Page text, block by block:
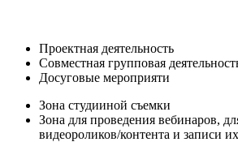
Проектная деятельность
Совместная групповая
Досуговые мероприяти
Зона студииной съемки
Зона для проведения вебинаров,
видеороликов/контента и записи